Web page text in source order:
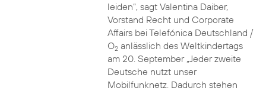
leiden“, sagt Valentina Daiber,
Vorstand Recht und Corporate
Affairs bei Telefónica Deutschland /
O2anlässlich des Weltkindertags
am 20. September „Jeder zweite
Deutsche nutzt unser
Mobilfunknetz. Dadurch stehen